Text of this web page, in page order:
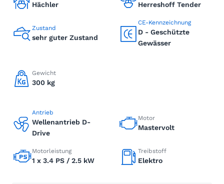
Hächler Herreshoff Tender
Zustand
sehr guter Zustand
CE-Kennzeichnung
D - Geschützte
Gewässer
Gewicht
300 kg
Antrieb
Wellenantrieb D-
Drive
Motor
Mastervolt
Motorleistung
1 x 3.4 PS / 2.5 kW
Treibstoff
Elektro